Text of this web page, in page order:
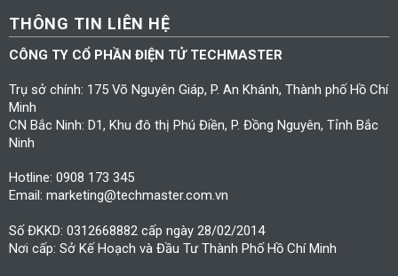
THÔNG TIN LIÊN HỆ
CÔNG TY CỔ PHẦN ĐIỆN TỬ TECHMASTER
Trụ sở chính: 175 Võ Nguyên Giáp, P. An Khánh, Thành phố Hồ Chí
Minh
CN Bắc Ninh: D1, Khu đô thị Phú Điền, P. Đồng Nguyên, Tỉnh Bắc
Ninh
Hotline: 0908 173 345
Email: marketing@techmaster.com.vn
Số ĐKKD: 0312668882 cấp ngày 28/02/2014
Nơi cấp: Sở Kế Hoạch và Đầu Tư Thành Phố Hồ Chí Minh